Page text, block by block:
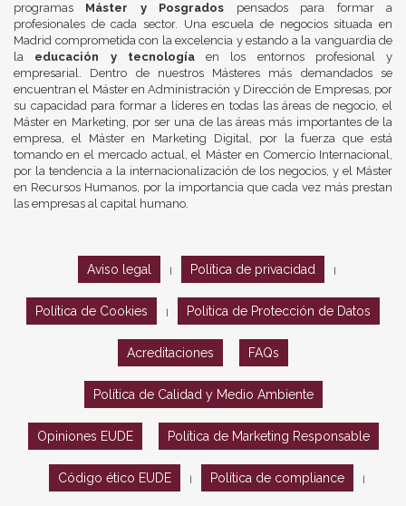
programas Máster y Posgrados pensados para formar a
profesionales de cada sector. Una escuela de negocios situada en
Madrid comprometida con la excelencia y estando a la vanguardia de
la educación y tecnologíaen los entornos profesional y
empresarial. Dentro de nuestros Másteres más demandados se
encuentran el Máster en Administración y Dirección de Empresas, por
su capacidad para formar a líderes en todas las áreas de negocio, el
Máster en Marketing, por ser una de las áreas más importantes de la
empresa, el Máster en Marketing Digital, por la fuerza que está
tomando en el mercado actual, el Máster en Comercio Internacional,
por la tendencia a la internacionalización de los negocios, y el Máster
en Recursos Humanos, por la importancia que cada vez más prestan
las empresas al capital humano.
Aviso legal Política de privacidad
Política de Cookies Política de Protección de Datos
Acreditaciones FAQs
Política de Calidad y Medio Ambiente
Opiniones EUDE Política de Marketing Responsable
Código ético EUDE Política de compliance